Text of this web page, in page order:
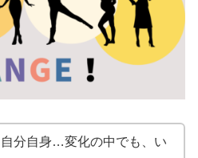
分自身…変化の中でも、い